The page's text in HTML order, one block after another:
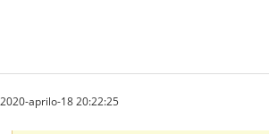
2020-aprilo-18 20:22:25